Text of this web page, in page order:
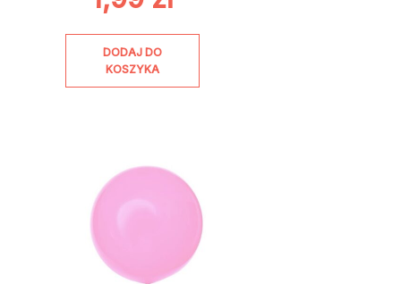
DODAJ DO
KOSZYKA